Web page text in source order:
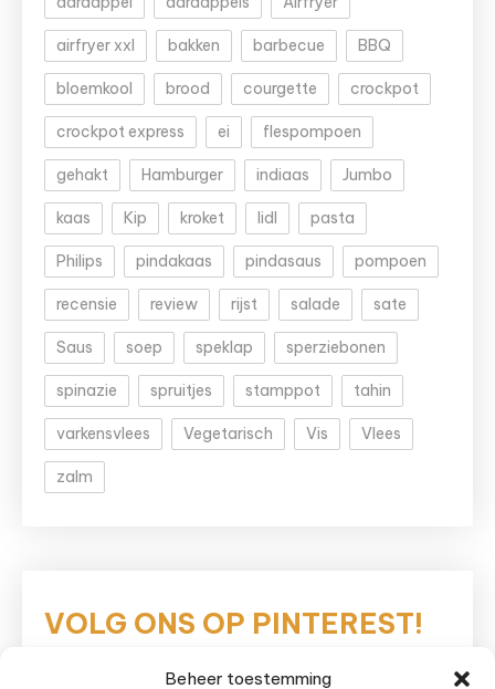
Beheer toestemming
airfryer xxl bakken barbecue BBQ
bloemkool brood courgette crockpot
crockpot express ei flespompoen
gehakt Hamburger indiaas Jumbo
kaas Kip kroket lidl pasta
Philips pindakaas pindasaus pompoen
recensie review rijst salade sate
Saus soep speklap sperziebonen
spinazie spruitjes stamppot tahin
varkensvlees Vegetarisch Vis Vlees
zalm
VOLG ONS OP PINTEREST!